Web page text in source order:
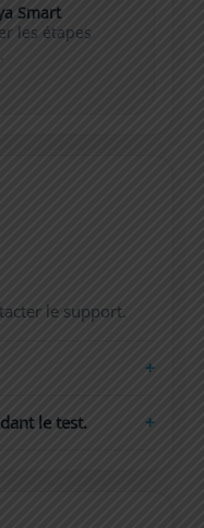
Smart
les étapes
le support.
le test.